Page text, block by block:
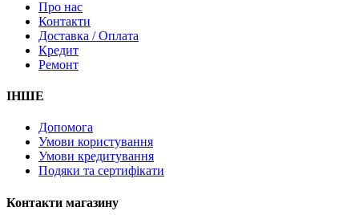
Про нас
Контакти
Доставка / Оплата
Кредит
Ремонт
ІНШЕ
Допомога
Умови користування
Умови кредитування
Подяки та сертифікати
Контакти магазину